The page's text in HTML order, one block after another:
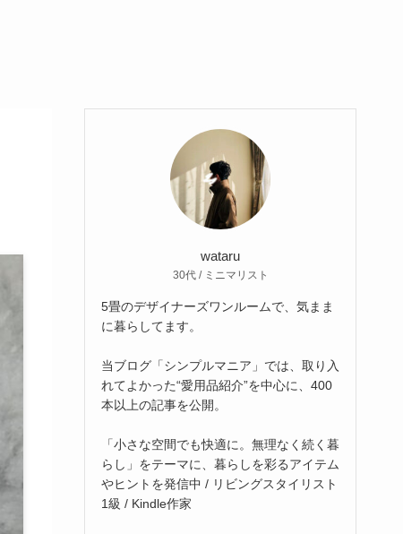
wataru
30代 / ミニマリスト
5畳のデザイナーズワンルームで、気まま
に暮らしてます。
当ブログ「シンプルマニア」では、取り入
れてよかった“愛用品紹介”を中心に、400
本以上の記事を公開。
「小さな空間でも快適に。無理なく続く暮
らし」をテーマに、暮らしを彩るアイテム
やヒントを発信中 / リビングスタイリスト
1級 / Kindle作家